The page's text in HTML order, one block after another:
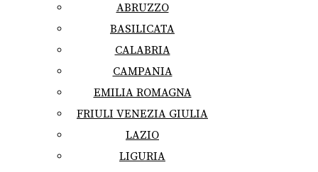
ABRUZZO
BASILICATA
CALABRIA
CAMPANIA
EMILIA ROMAGNA
FRIULI VENEZIA GIULIA
LAZIO
LIGURIA